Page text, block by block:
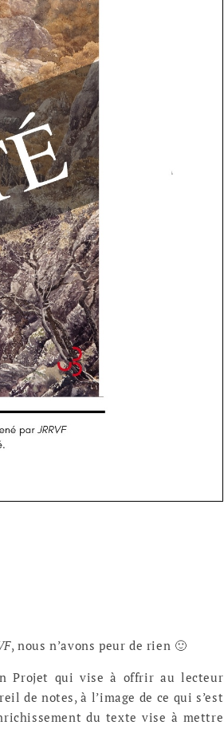
, nous n’avons peur de rien 🙂
Projet qui vise à offrir au lecteur
de notes, à l’image de ce qui s’est
du texte vise à mettre